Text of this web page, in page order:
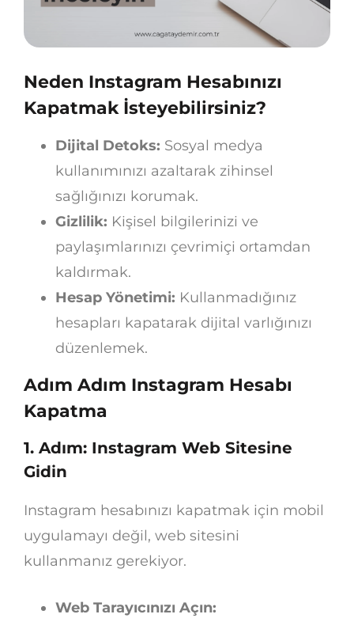
Neden Instagram Hesabınızı
Kapatmak İsteyebilirsiniz?
Dijital Detoks: Sosyal medya
kullanımınızı azaltarak zihinsel
sağlığınızı korumak.
Gizlilik: Kişisel bilgilerinizi ve
paylaşımlarınızı çevrimiçi ortamdan
kaldırmak.
Hesap Yönetimi: Kullanmadığınız
hesapları kapatarak dijital varlığınızı
düzenlemek.
Adım Adım Instagram Hesabı
Kapatma
1. Adım: Instagram Web Sitesine
Gidin
Instagram hesabınızı kapatmak için mobil
uygulamayı değil, web sitesini
kullanmanız gerekiyor.
Web Tarayıcınızı Açın: